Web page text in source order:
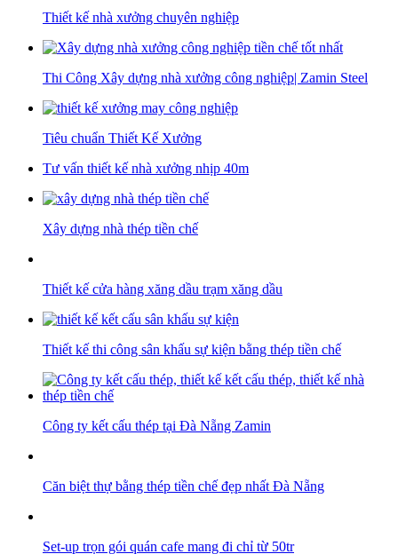
Thiết kế nhà xưởng chuyên nghiệp
Thi Công Xây dựng nhà xưởng công nghiệp| Zamin Steel
Tiêu chuẩn Thiết Kế Xưởng
Tư vấn thiết kế nhà xưởng nhịp 40m
Xây dựng nhà thép tiền chế
Thiết kế cửa hàng xăng dầu trạm xăng dầu
Thiết kế thi công sân khấu sự kiện bằng thép tiền chế
Công ty kết cấu thép tại Đà Nẵng Zamin
Căn biệt thự bằng thép tiền chế đẹp nhất Đà Nẵng
Set-up trọn gói quán cafe mang đi chỉ từ 50tr